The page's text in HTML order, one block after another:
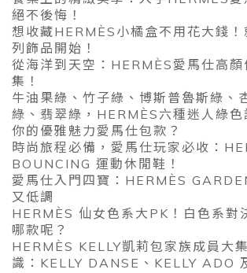
絕不後悔！
想收藏HERMÈS小橘盒不用花大錢！
列飾品開始！
從海洋到天空：HERMÈS愛馬仕高顏
集！
牛油果綠、竹子綠、博斯普魯斯綠、
綠、翡翠綠，HERMÈS六種迷人綠色
你的優雅魅力愛馬仕包款？
時尚旅程必備，愛馬仕玩家必收：
BOUNCING 運動休閒鞋！
愛馬仕入門四寶：HERMÈS
又低調
HERMÈS 仙女色系大PK！白色系對
哪款呢？
HERMÈS KELLY凱莉包家族成員大
識：KELLY DANSE、KELLY ADO